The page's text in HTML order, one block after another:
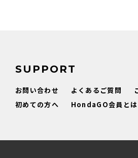
SUPPORT
お問い合わせ よくあるご質問
初めての方へ
HondaGO会員とは